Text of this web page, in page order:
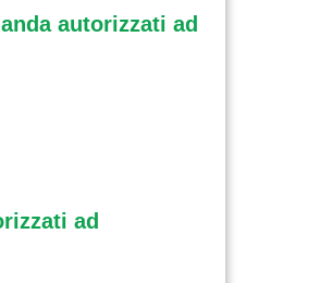
autorizzati ad
ad